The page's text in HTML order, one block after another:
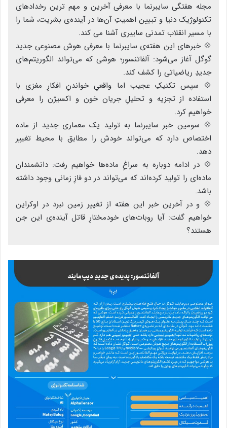
مجله هفتگی سایبرنما با معرفی آخرین و مهم ترین رخدادهای
تکنولوژیک دنیا و تبیین اهمیتِ آن‌ها در آینده‌ی بشریت، شما را
با مسیر انقلاب تمدنی سایبری آشنا می کند.
💠 خبر‌های این هفته‌ی سایبرنما با معرفی هوش مصنوعی جدید
گوگل آغاز می‌شود: آلفاتنسور؛ هوشی که می‌تواند الگوریتم‌های
جدیدِ ریاضیاتی را کشف کند.
💠 سپس تکنیکِ عجیب اما واقعیِ خواندنِ افکارِ مغزی با
استفاده از تجزیه و تحلیلِ جریان خون و اکسیژن را معرفی
خواهیم کرد.
💠 سومین خبر سایبرنما به تولید یک معماری جدید از ماده
اختصاص دارد که می‌تواند خودش را مطابق با محیط تغییر
دهد.
💠 در ادامه دوباره به سراغِ ماده‌ها خواهیم رفت: دانشمندان
ماده‌ای را تولید کرده‌اند که می‌تواند در دو فازِ زمانی وجود داشته
باشد.
💠 و در آخرین خبر این هفته از تغییر زمین نبرد در اوکراین
خواهیم گفت: آیا روبات‌های خودمختارِ قاتل آینده‌ی این جن
هستند؟